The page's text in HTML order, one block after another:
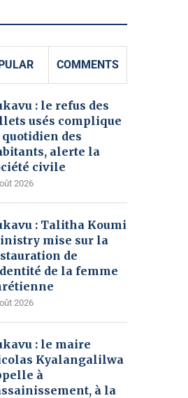
COMMENTS
: le refus des
usés complique
des
alerte la
civile
2026
: Talitha Koumi
mise sur la
de
de la femme
2026
: le maire
Kyalangalilwa
à
à la